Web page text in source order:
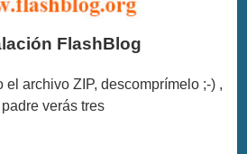
FlashBlog
el archivo ZIP, descomprímelo ;-) ,
verás tres